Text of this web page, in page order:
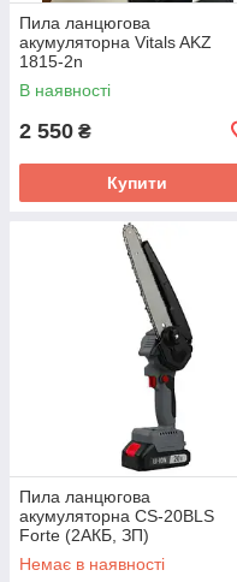
Пила ланцюгова
акумуляторна Vitals AKZ
1815-2n
В наявності
2 550 ₴
Купити
Пила ланцюгова
акумуляторна CS-20BLS
Forte (2АКБ, ЗП)
Немає в наявності